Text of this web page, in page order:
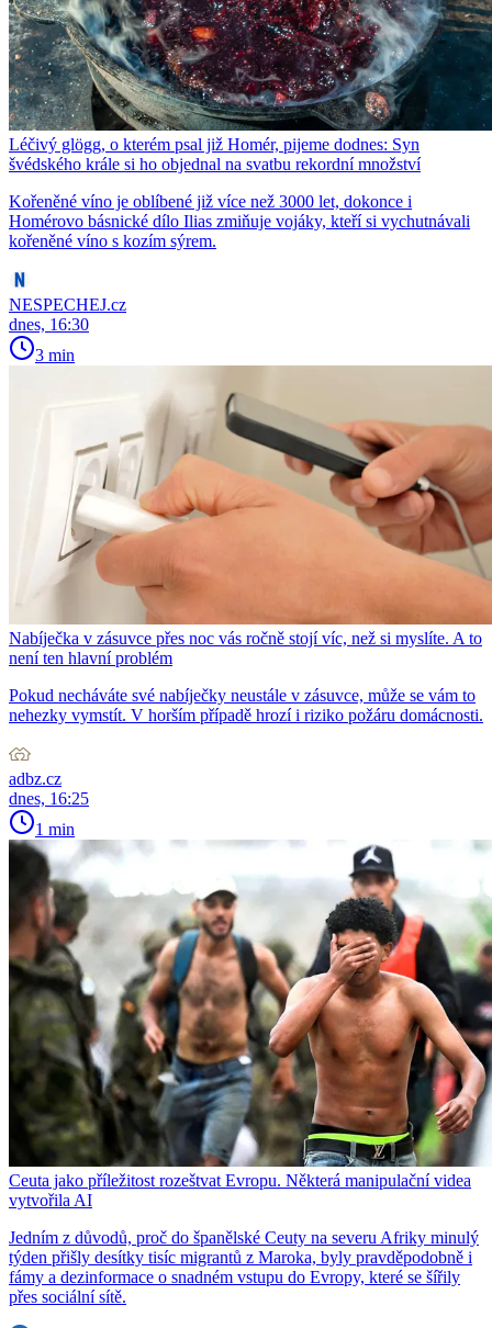
Léčivý glögg, o kterém psal již Homér, pijeme dodnes: Syn
švédského krále si ho objednal na svatbu rekordní množství
Kořeněné víno je oblíbené již více než 3000 let, dokonce i
Homérovo básnické dílo Ilias zmiňuje vojáky, kteří si vychutnávali
kořeněné víno s kozím sýrem.
NESPECHEJ.cz
dnes, 16:30
3 min
Nabíječka v zásuvce přes noc vás ročně stojí víc, než si myslíte. A to
není ten hlavní problém
Pokud necháváte své nabíječky neustále v zásuvce, může se vám to
nehezky vymstít. V horším případě hrozí i riziko požáru domácnosti.
adbz.cz
dnes, 16:25
1 min
Ceuta jako příležitost rozeštvat Evropu. Některá manipulační videa
vytvořila AI
Jedním z důvodů, proč do španělské Ceuty na severu Afriky minulý
týden přišly desítky tisíc migrantů z Maroka, byly pravděpodobně i
fámy a dezinformace o snadném vstupu do Evropy, které se šířily
přes sociální sítě.